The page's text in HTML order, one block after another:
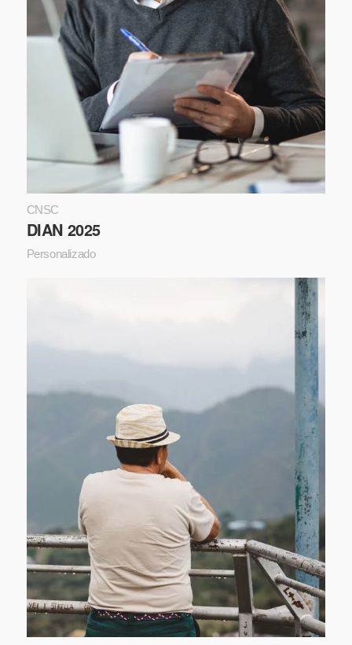
CNSC
DIAN 2025
Personalizado